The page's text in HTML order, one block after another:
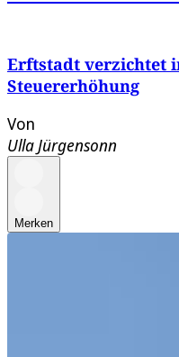
Erftstadt verzichtet
Steuererhöhung
Von
Ulla Jürgensonn
Merken